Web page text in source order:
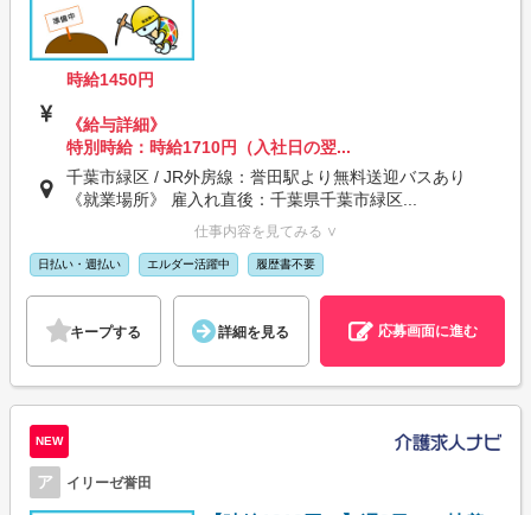
時給1450円
《給与詳細》
特別時給：時給1710円（入社日の翌...
千葉市緑区 / JR外房線：誉田駅より無料送迎バスあり
《就業場所》 雇入れ直後：千葉県千葉市緑区...
仕事内容を見てみる ∨
日払い・週払い エルダー活躍中 履歴書不要
キープする 詳細を見る 応募画面に進む
NEW
ア イリーゼ誉田